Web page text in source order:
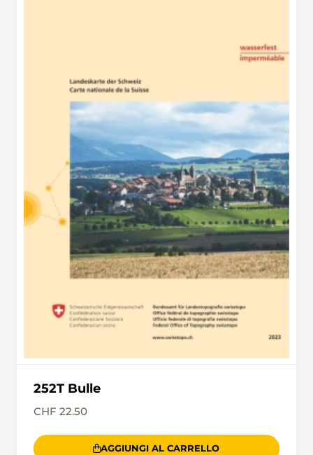
Betreiber - seit 2007 ist es der Weltkonzern
Ausdehnung mit aufgeforstetem
Baumbestand. Der Ort Henniez selber -
benannt nach einem (römischen)
Gutesbesitzer namens Ennius - liegt am
Westrand dieses geschützten Quellenbereichs.
Die Wanderroute erreicht nach Querung der
Ebene das Ufer der Broye und, sich nach
Südwesten wendend, bald auch die winzige
Bahnhaltestelle an der Broyetallinie Lausanne
- Lucens - Payerne (Tipp für vorzeitig
Ermattete). Die letzten Wanderkilometer
begleiten dann den zwischen
Hochwasserdämme gelegten Fluss bis zum
historischen Städtchen Lucens.
252T Bulle
CHF 22.50
AGGIUNGI AL CARRELLO